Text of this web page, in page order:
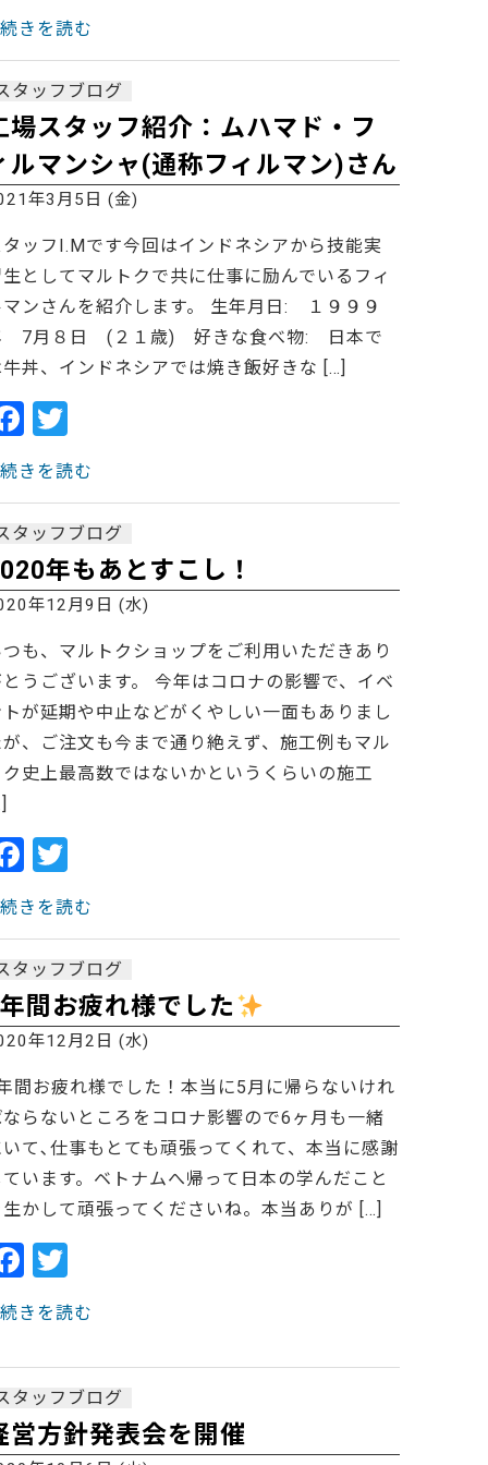
a
c
e
b
o
o
k
w
itt
er
きを読む
タッフブログ
場スタッフ紹介：ムハマド・フ
ルマンシャ(通称フィルマン)さん
年3月5日 (金)
タッフI.Mです今回はインドネシアから技能実
としてマルトクで共に仕事に励んでいるフィ
マンさんを紹介します。 生年月日: １９９９
7月８日 (２１歳) 好きな食べ物: 日本で
牛丼、インドネシアでは焼き飯好きな […]
F
a
c
e
b
o
k
w
itt
er
きを読む
タッフブログ
年もあとすこし！
年12月9日 (水)
も、マルトクショップをご利用いただきあり
うございます。 今年はコロナの影響で、イベ
が延期や中止などがくやしい一面もありまし
、ご注文も今まで通り絶えず、施工例もマル
史上最高数ではないかというくらいの施工
F
a
c
e
b
o
k
w
itt
er
きを読む
タッフブログ
間お疲れ様でした
年12月2日 (水)
間お疲れ様でした！本当に5月に帰らないけれ
ならないところをコロナ影響ので6ヶ月も一緒
て､仕事もとても頑張ってくれて、本当に感謝
います。ベトナムへ帰って日本の学んだこと
かして頑張ってくださいね。本当ありが […]
F
a
c
e
b
o
w
itt
er
きを読む
タッフブログ
営方針発表会を開催